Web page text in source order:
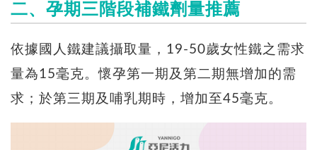
二、孕期三階段補鐵劑量推薦
依據國人鐵建議攝取量，19-50歲女性鐵之需求
量為15毫克。懷孕第一期及第二期無增加的需
求；於第三期及哺乳期時，增加至45毫克。